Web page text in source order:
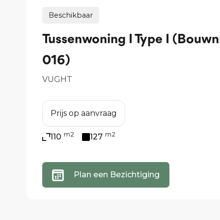
Beschikbaar
Tussenwoning I Type I
016)
VUGHT
Prijs op aanvraag
€ 1k.k.
110 m2 127 m2
Plan een Bezichtiging